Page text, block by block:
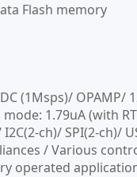
Flash memory
(1Msps)/
1.79uA (with
ch)/ SPI(2-ch)/
/ Various
operated